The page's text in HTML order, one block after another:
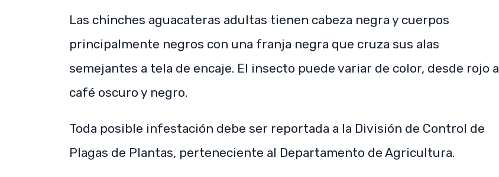
Las chinches aguacateras adultas tienen cabeza negra y cuerpos
principalmente negros con una franja negra que cruza sus alas
semejantes a tela de encaje. El insecto puede variar de color, desde rojo a
café oscuro y negro.
Toda posible infestación debe ser reportada a la División de Control de
Plagas de Plantas, perteneciente al Departamento de Agricultura.